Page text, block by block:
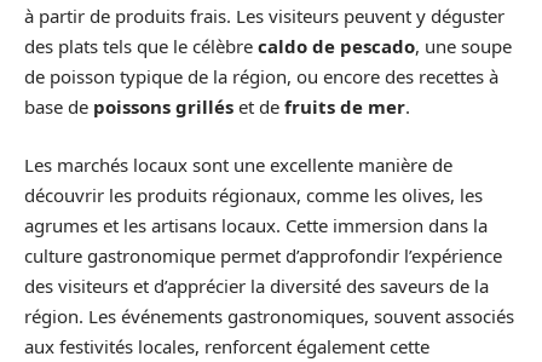
à partir de produits frais. Les visiteurs peuvent y déguster
des plats tels que le célèbre caldo de pescado, une soupe
de poisson typique de la région, ou encore des recettes à
base de poissons grillés et de fruits de mer.
Les marchés locaux sont une excellente manière de
découvrir les produits régionaux, comme les olives, les
agrumes et les artisans locaux. Cette immersion dans la
culture gastronomique permet d’approfondir l’expérience
des visiteurs et d’apprécier la diversité des saveurs de la
région. Les événements gastronomiques, souvent associés
aux festivités locales, renforcent également cette